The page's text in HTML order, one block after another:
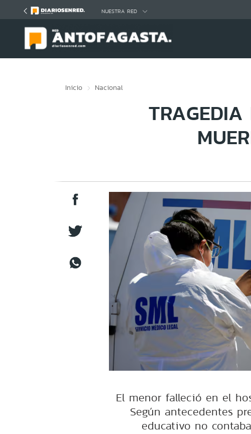
NUESTRA RED
Inicio Nacional
El menor falleció en el
Según antecedentes
educativo no